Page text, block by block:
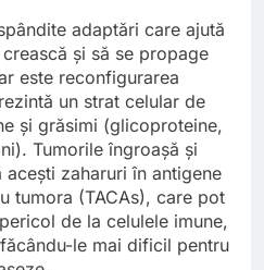
adaptări care ajută
și să se propage
este reconfigurarea
un strat celular de
și grăsimi (glicoproteine,
Tumorile îngroașă și
zaharuri în antigene
tumora (TACAs), care pot
de la celulele imune,
le mai dificil pentru